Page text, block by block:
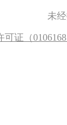
未
证（0106168